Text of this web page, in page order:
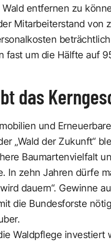
Wald entfernen zu
Mitarbeiterstand von
fast um die Hälfte auf
das
und
„Wald der Zukunft“
Baumartenvielfalt
In zehn Jahren dürfe
dauern“. Gewinne
die Bundesforste
Waldpflege investiert